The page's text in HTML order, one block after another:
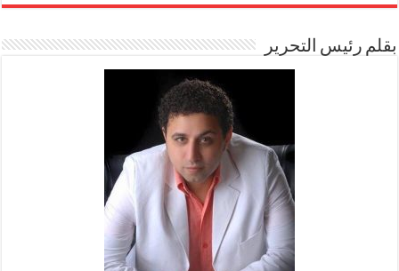
بقلم رئيس التحرير